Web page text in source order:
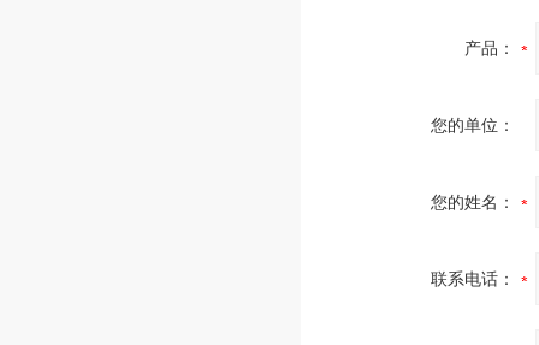
产品：
您的单位：
您的姓名：
联系电话：